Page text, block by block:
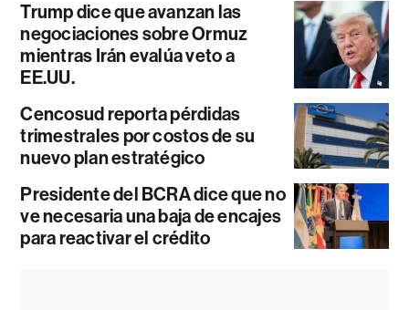
Trump dice que avanzan las
negociaciones sobre Ormuz
mientras Irán evalúa veto a
EE.UU.
Cencosud reporta pérdidas
trimestrales por costos de su
nuevo plan estratégico
Presidente del BCRA dice que no
ve necesaria una baja de encajes
para reactivar el crédito